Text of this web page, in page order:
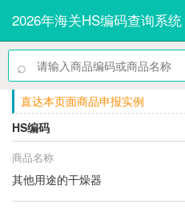
2026年海关HS编码查询系统
⌕
直达本页面商品申报实例
HS编码
商品名称
其他用途的干燥器